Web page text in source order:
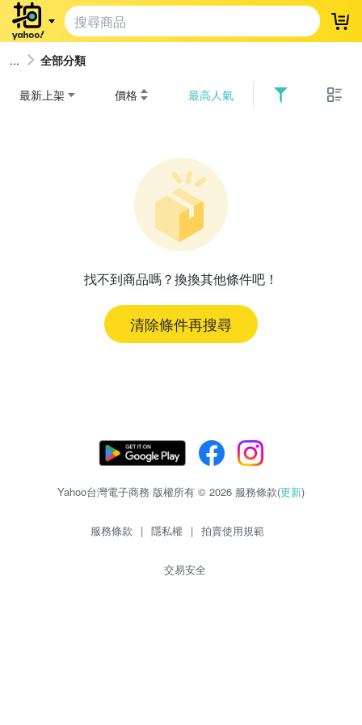
登
全部分類
最新上架 價格 最高人氣
找不到商品嗎？換換其他條件吧！
清除條件再搜尋
Yahoo台灣電子商務 版權所有 © 2026 服務條款(更新)
服務條款 | 隱私權 | 拍賣使用規範
交易安全